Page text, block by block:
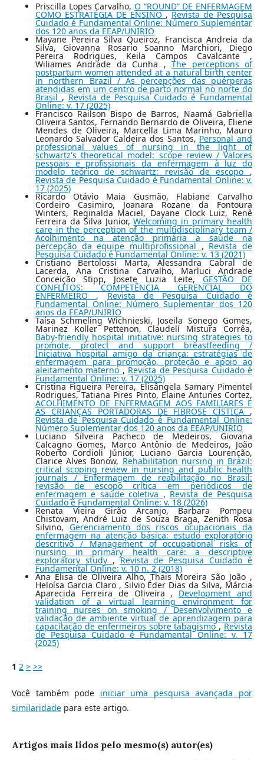
Priscilla Lopes Carvalho, O “ROUND” DE ENFERMAGEM
COMO ESTRATÉGIA DE ENSINO , Revista de Pesquisa
Cuidado é Fundamental Online: Número Suplementar
dos 120 anos da EEAP/UNIRIO
Mayane Pereira Silva Queiroz, Francisca Andreia da
Silva, Giovanna Rosario Soanno Marchiori, Diego
Pereira Rodrigues, Keila Campos Cavalcante ,
Wiliames Andrade da Cunha ,The perceptions of
postpartum women attended at a natural birth center
in northern Brazil / As percepções das puérperas
atendidas em um centro de parto normal no norte do
Brasil , Revista de Pesquisa Cuidado é Fundamental
Online: v. 17 (2025)
Francisco Railson Bispo de Barros, Naamá Gabriella
Oliveira Santos, Fernando Bernardo de Oliveira, Eliene
Mendes de Oliveira, Marcella Lima Marinho, Mauro
Leonardo Salvador Caldeira dos Santos, Personal and
professional values of nursing in the light of
schwartz's theoretical model: scope review / Valores
pessoais e profissionais da enfermagem à luz do
modelo teórico de schwartz: revisão de escopo ,
Revista de Pesquisa Cuidado é Fundamental Online: v.
17 (2025)
Ricardo Otávio Maia Gusmão, Flabiane Carvalho
Cordeiro Casimiro, Joanara Rozane da Fontoura
Winters, Reginalda Maciel, Dayane Clock Luiz, Renê
Ferreira da Silva Junior,Welcoming in primary health
care in the perception of the multidisciplinary team /
Acolhimento na atenção primária a saúde na
percepção da equipe multiprofissional , Revista de
Pesquisa Cuidado é Fundamental Online: v. 13 (2021)
Cristiano Bertolossi Marta, Alessandra Cabral de
Lacerda, Ana Cristina Carvalho, Marluci Andrade
Conceição Stipp, Josete Luzia Leite, GESTÃO DE
CONFLITOS: COMPETÊNCIA GERENCIAL DO
ENFERMEIRO , Revista de Pesquisa Cuidado é
Fundamental Online: Número Suplementar dos 120
anos da EEAP/UNIRIO
Taísa Schmeling Wichnieski, Joseila Sonego Gomes,
Marinez Koller Pettenon, Claudelí Mistura Corrêa,
Baby-friendly hospital initiative: nursing strategies to
promote, protect and support breastfeeding /
Iniciativa hospital amigo da criança: estratégias de
enfermagem para promoção, proteção e apoio ao
aleitamento materno , Revista de Pesquisa Cuidado é
Fundamental Online: v. 17 (2025)
Cristina Figueira Pereira, Elisângela Samary Pimentel
Rodrigues, Tatiana Pires Pinto, Elaine Antunes Cortez,
ACOLHIMENTO DE ENFERMAGEM AOS FAMILIARES E
ÀS CRIANÇAS PORTADORAS DE FIBROSE CÍSTICA ,
Revista de Pesquisa Cuidado é Fundamental Online:
Número Suplementar dos 120 anos da EEAP/UNIRIO
Luciano Silveira Pacheco de Medeiros, Giovana
Calcagno Gomes, Marco Antônio de Medeiros, João
Roberto Cordioli Júnior, Luciano Garcia Lourenção,
Clarice Alves Bonow, Rehabilitation nursing in Brazil:
critical scoping review in nursing and public health
journals / Enfermagem de reabilitação no Brasil:
revisão de escopo crítica em periódicos de
enfermagem e saúde coletiva , Revista de Pesquisa
Cuidado é Fundamental Online: v. 18 (2026)
Renata Vieira Girão Arcanjo, Barbara Pompeu
Chistovam, André Luiz de Souza Braga, Zenith Rosa
Silvino, Gerenciamento dos riscos ocupacionais da
enfermagem na atenção básica: estudo exploratório
descritivo / Management of occupational risks of
nursing in primary health care: a descriptive
exploratory study ,Revista de Pesquisa Cuidado é
Fundamental Online: v. 10 n. 2 (2018)
Ana Elisa de Oliveira Alho, Thais Moreira São João ,
Heloísa Garcia Claro , Silvio Éder Dias da Silva, Márcia
Aparecida Ferreira de Oliveira , Development and
validation of a virtual learning environment for
training nurses on smoking / Desenvolvimento e
validação de ambiente virtual de aprendizagem para
capacitação de enfermeiros sobre tabagismo , Revista
de Pesquisa Cuidado é Fundamental Online: v. 17
(2025)
1 2 > >>
Você também pode iniciar uma pesquisa avançada por
similaridade para este artigo.
Artigos mais lidos pelo mesmo(s) autor(es)